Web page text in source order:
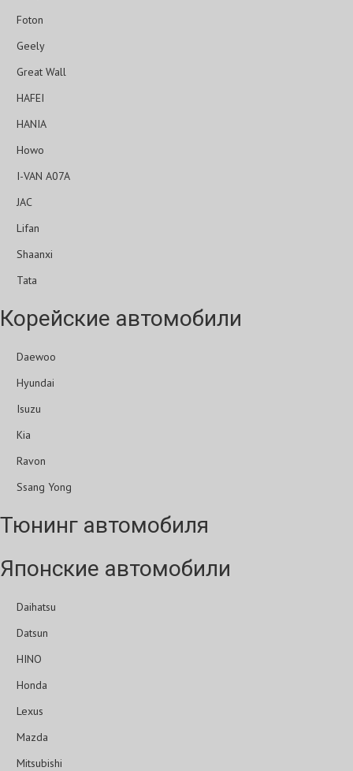
Foton
Geely
Great Wall
HAFEI
HANIA
Howo
I-VAN A07A
JAC
Lifan
Shaanxi
Tata
Корейские автомобили
Daewoo
Hyundai
Isuzu
Kia
Ravon
Ssang Yong
Тюнинг автомобиля
Японские автомобили
Daihatsu
Datsun
HINO
Honda
Lexus
Mazda
Mitsubishi